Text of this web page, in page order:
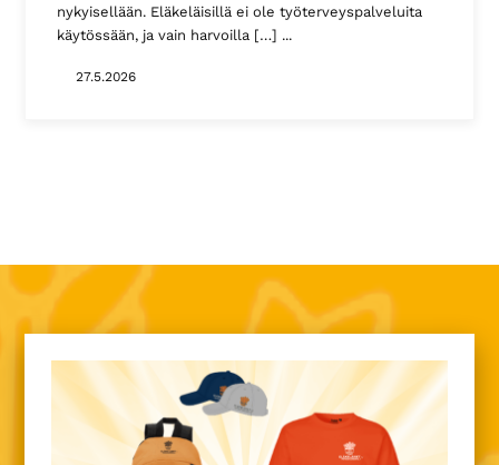
nykyisellään. Eläkeläisillä ei ole työterveyspalveluita
käytössään, ja vain harvoilla […]
27.5.2026